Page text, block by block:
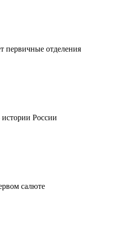
первичные отделения
России
салюте